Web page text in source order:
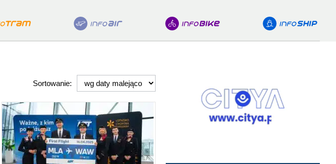
Sortowanie: